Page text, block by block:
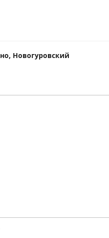
Новогуровский